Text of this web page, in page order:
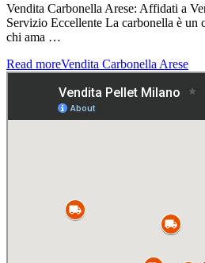
Vendita Carbonella Arese: Affidati a
Servizio Eccellente La carbonella è un
chi ama …
Read moreVendita Carbonella Arese